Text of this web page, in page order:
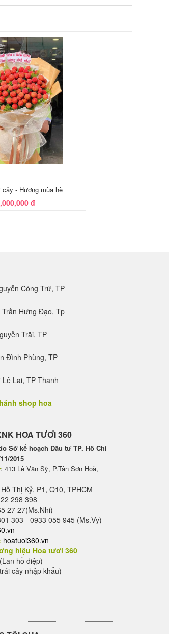
cây - Hương mùa hè
đ
Công Trứ, TP
Trần Hưng Đạo, Tp
Trãi, TP
Đình Phùng, TP
Lê Lai, TP Thanh
shop hoa
HOA TƯƠI 360
Sở kế hoạch Đầu tư TP. Hồ Chí
2015
: 413 Lê Văn Sỹ, P.Tân Sơn Hoà,
Thị Kỷ, P1, Q10, TPHCM
298 398
27 27(Ms.Nhi)
303 - 0933 055 945 (Ms.Vy)
hoatuoi360.vn
hiệu Hoa tươi 360
(Lan hồ điệp)
cây nhập khẩu)